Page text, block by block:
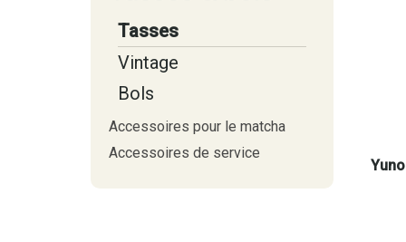
Tasses
Vintage
Bols
Accessoires pour le matcha
Accessoires de service